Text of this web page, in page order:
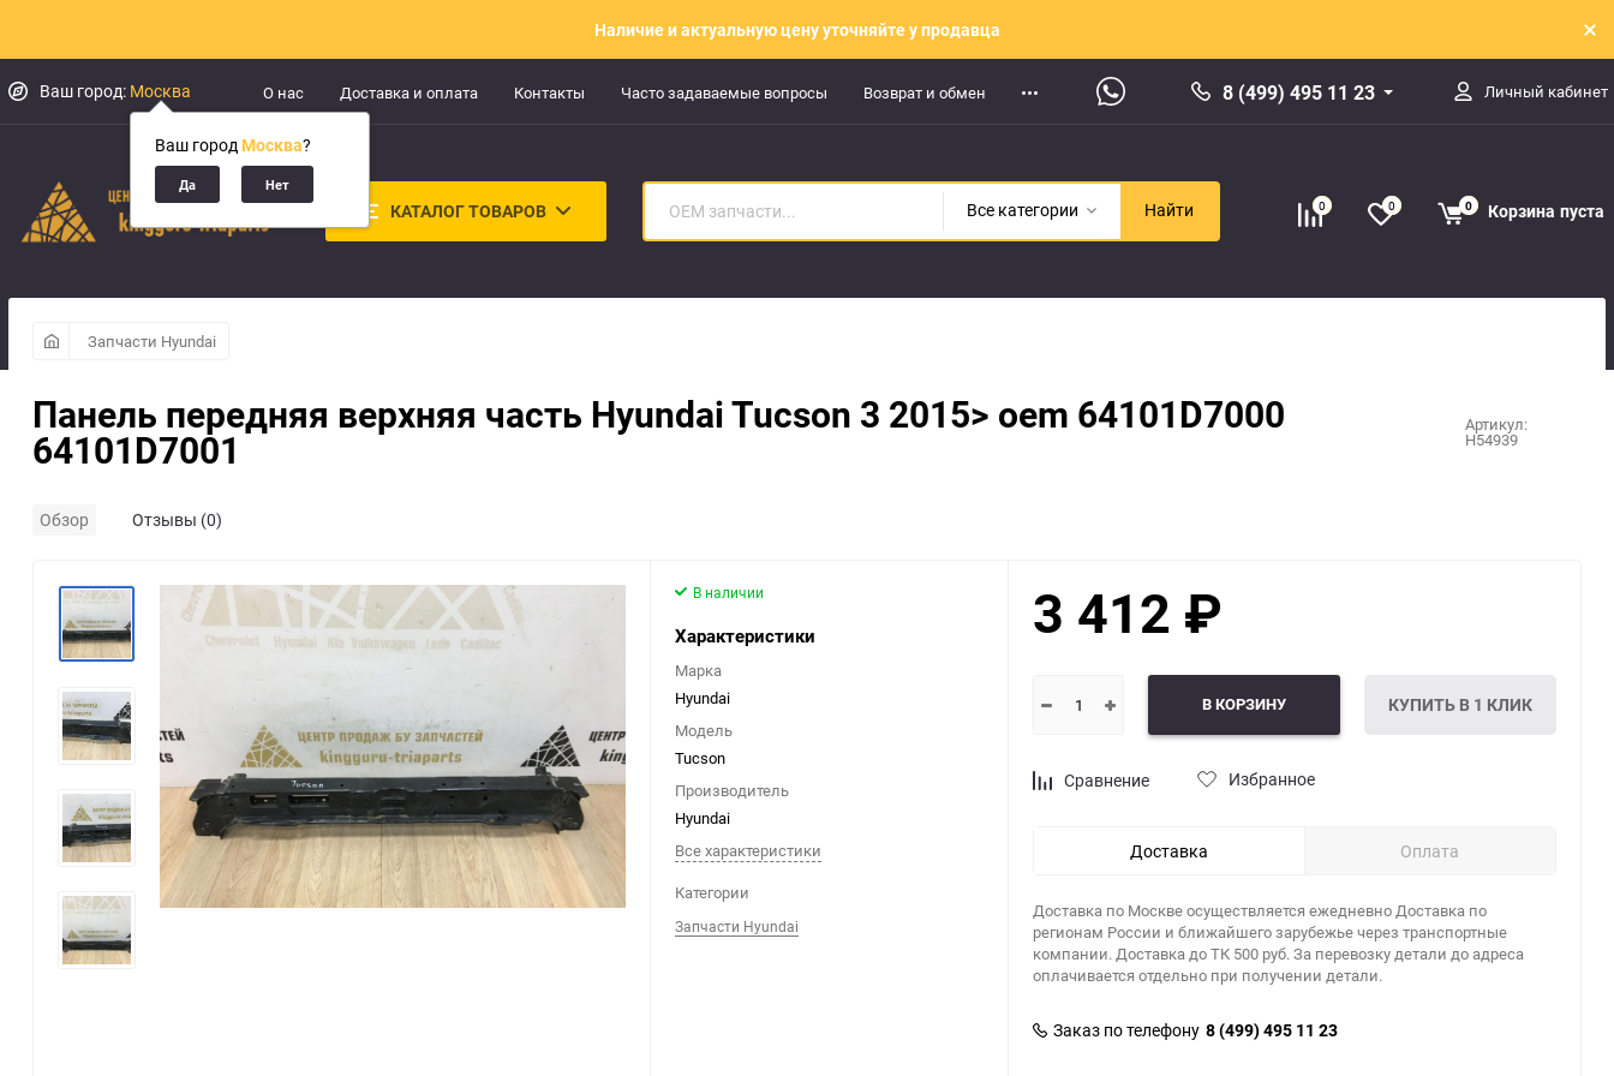
Наличие и актуальную цену уточняйте у продавца
Ваш город: Москва
Ваш город Москва?
О нас Доставка и оплата Контакты Часто задаваемые вопросы Возврат и обмен 8 (499) 495 11 23 Личный кабинет
КАТАЛОГ ТОВАРОВ Все категории Найти 0 0 0 Корзина пуста
Запчасти Hyundai
Панель передняя верхняя часть Hyundai Tucson 3 2015> oem 64101D7000
64101D7001
Артикул:
H54939
Обзор Отзывы (0)
В наличии
Характеристики
Марка
Hyundai
Модель
Tucson
Производитель
Hyundai
Все характеристики
Категории
Запчасти Hyundai
3 412 ₽
В КОРЗИНУ КУПИТЬ В 1 КЛИК
Сравнение Избранное
Доставка Оплата
Доставка по Москве осуществляется ежедневно Доставка по
регионам России и ближайшего зарубежье через транспортные
компании. Доставка до ТК 500 руб. За перевозку детали до адреса
оплачивается отдельно при получении детали.
Заказ по телефону 8 (499) 495 11 23